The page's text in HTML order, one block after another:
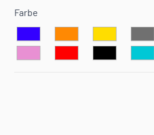
Farbe